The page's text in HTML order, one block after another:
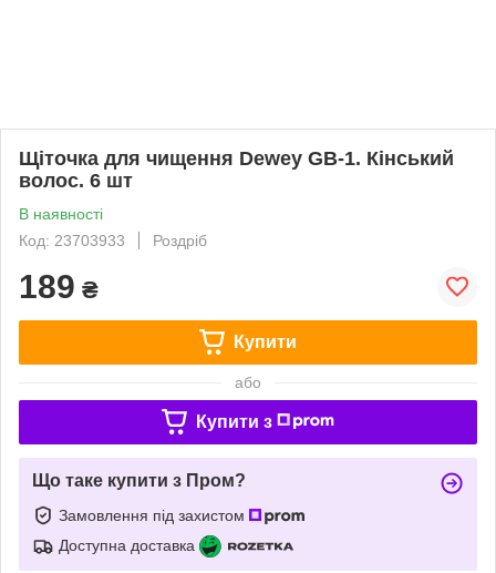
Щіточка для чищення Dewey GB-1. Кінський
волос. 6 шт
В наявності
Код: 23703933
Роздріб
189 ₴
Купити
або
Купити з
Що таке купити з Пром?
Замовлення під захистом
Доступна доставка